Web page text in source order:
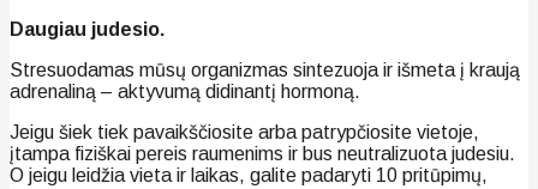
Daugiau judesio.
Stresuodamas mūsų organizmas sintezuoja ir išmeta į kraują
adrenaliną – aktyvumą didinantį hormoną.
Jeigu šiek tiek pavaikščiosite arba patrypčiosite vietoje,
įtampa fiziškai pereis raumenims ir bus neutralizuota judesiu.
O jeigu leidžia vieta ir laikas, galite padaryti 10 pritūpimų,